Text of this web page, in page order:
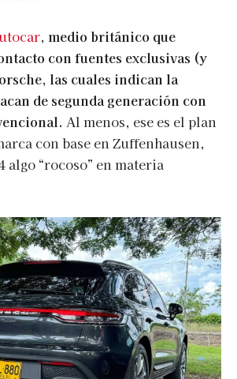
, medio británico que
con fuentes exclusivas (y
las cuales indican la
de segunda generación con
Al menos, ese es el plan
con base en Zuffenhausen,
algo “rocoso” en materia